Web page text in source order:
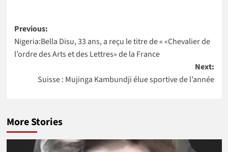
remportent
l’Africa Food
Prize 2020
Nations Unies
au Maroc
Post
navigation
Previous:
Nigeria:Bella Disu, 33 ans, a reçu le titre de « «Chevalier de
l’ordre des Arts et des Lettres» de la France
Next:
Suisse : Mujinga Kambundji élue sportive de l’année
More Stories